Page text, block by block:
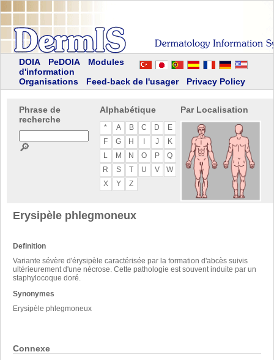
DOIA PeDOIA
Modules
d'information
Organisations
Feed-back de l'usager Privacy Policy
Phrase de
recherche
🔎
Alphabétique
* A B C D
E
F
G H J
K
L
M N O P
Q
R
S T U V
W
X
Y Z
Par Localisation
Connexe
Erysipèle phlegmoneux
Definition
Variante sévère d'érysipèle caractérisée par la formation d'abcès suivis
ultérieurement d'une nécrose. Cette pathologie est souvent induite par un
staphylocoque doré.
Synonymes
Erysipèle phlegmoneux